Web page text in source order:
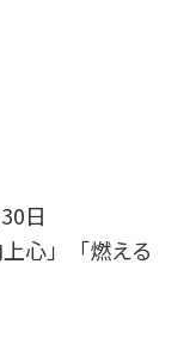
日
心」「燃える